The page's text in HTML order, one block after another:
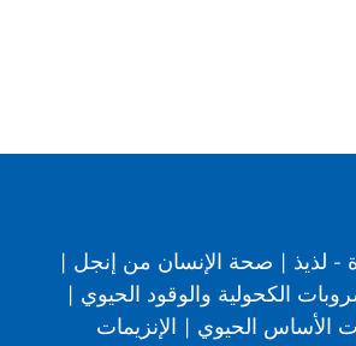
لذيذ | صحة الإنسان من إنجل |
الكحولية والوقود الحيوي |
الأساس الحيوي | الإنزيمات